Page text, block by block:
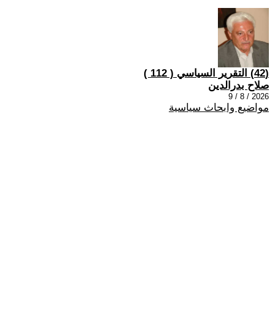
(42) التقرير السياسي ( 112 )
صلاح بدرالدين
2026 / 8 / 9
مواضيع وابحاث سياسية